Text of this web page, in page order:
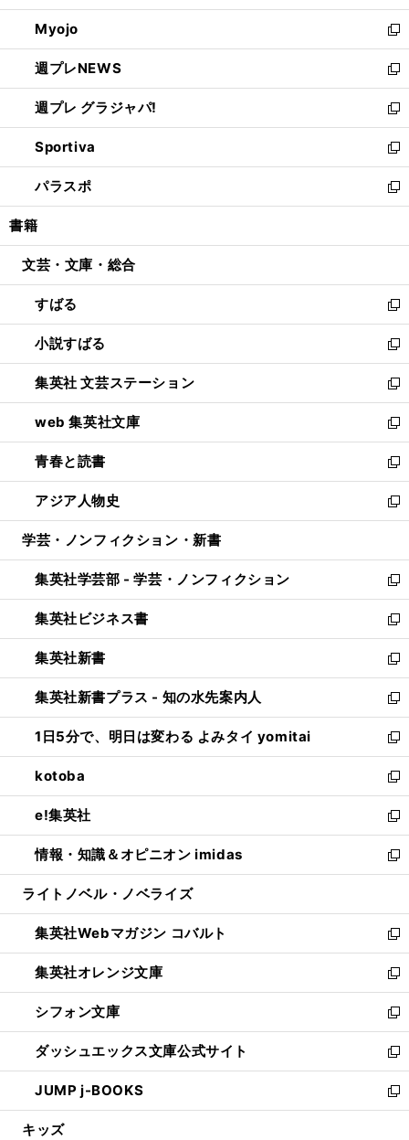
開
く
ウ
で
開
く
ン
ド
ウ
で
開
く
ウ
ィ
ン
ド
ウ
で
開
く
Myojo
新
し
い
ウ
ィ
ン
ド
ウ
で
開
週プレNEWS
新
し
い
ウ
ィ
ン
ド
ウ
開
週プレ グラジャパ!
新
し
い
ウ
ィ
ン
ウ
開
く
Sportiva
新
し
い
ウ
ン
ウ
で
開
く
パラスポ
新
し
ウ
ン
ド
ウ
で
開
く
書籍
文芸・文庫・総合
すばる
新
し
い
ウ
ィ
ン
ド
ウ
で
開
く
小説すばる
新
し
い
ウ
ィ
ン
ド
ウ
で
開
集英社 文芸ステーション
新
し
い
ウ
ィ
ン
ド
ウ
開
く
web 集英社文庫
新
し
い
ウ
ィ
ン
ウ
で
開
く
青春と読書
新
し
い
ウ
ン
ド
ウ
で
開
く
アジア人物史
新
し
ウ
ィ
ン
ド
ウ
で
開
く
学芸・ノンフィクション・新書
集英社学芸部 - 学芸・ノンフィクション
新
し
い
ウ
ィ
ン
ド
ウ
で
開
く
集英社ビジネス書
新
し
い
ウ
ィ
ン
ド
ウ
で
開
く
集英社新書
新
し
い
ウ
ィ
ン
ド
ウ
で
開
く
集英社新書プラス - 知の水先案内人
新
し
い
ウ
ィ
ン
ド
ウ
で
開
1日5分で、明日は変わる よみタイ yomitai
新
し
い
ウ
ィ
ン
ド
ウ
開
く
kotoba
新
し
い
ウ
ィ
ン
ウ
で
開
く
e!集英社
新
し
い
ウ
ン
ド
ウ
で
開
く
情報・知識＆オピニオン imidas
新
し
ウ
ィ
ン
ド
ウ
で
開
く
ライトノベル・ノベライズ
集英社Webマガジン コバルト
新
し
い
ウ
ィ
ン
ド
ウ
で
開
集英社オレンジ文庫
新
し
い
ウ
ィ
ン
ド
ウ
シフォン文庫
新
し
い
ウ
ィ
ン
ダッシュエックス文庫公式サイト
新
し
い
ウ
JUMP j-BOOKS
新
し
キッズ